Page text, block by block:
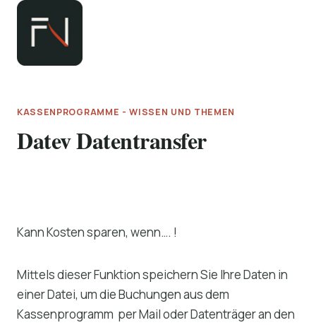
Zum
springen
KASSENPROGRAMME - WISSEN UND THEMEN
Datev Datentransfer
Kann Kosten sparen, wenn…. !
Mittels dieser Funktion speichern Sie Ihre Daten in
einer Datei, um die Buchungen aus dem
Kassenprogramm per Mail oder Datenträger an den